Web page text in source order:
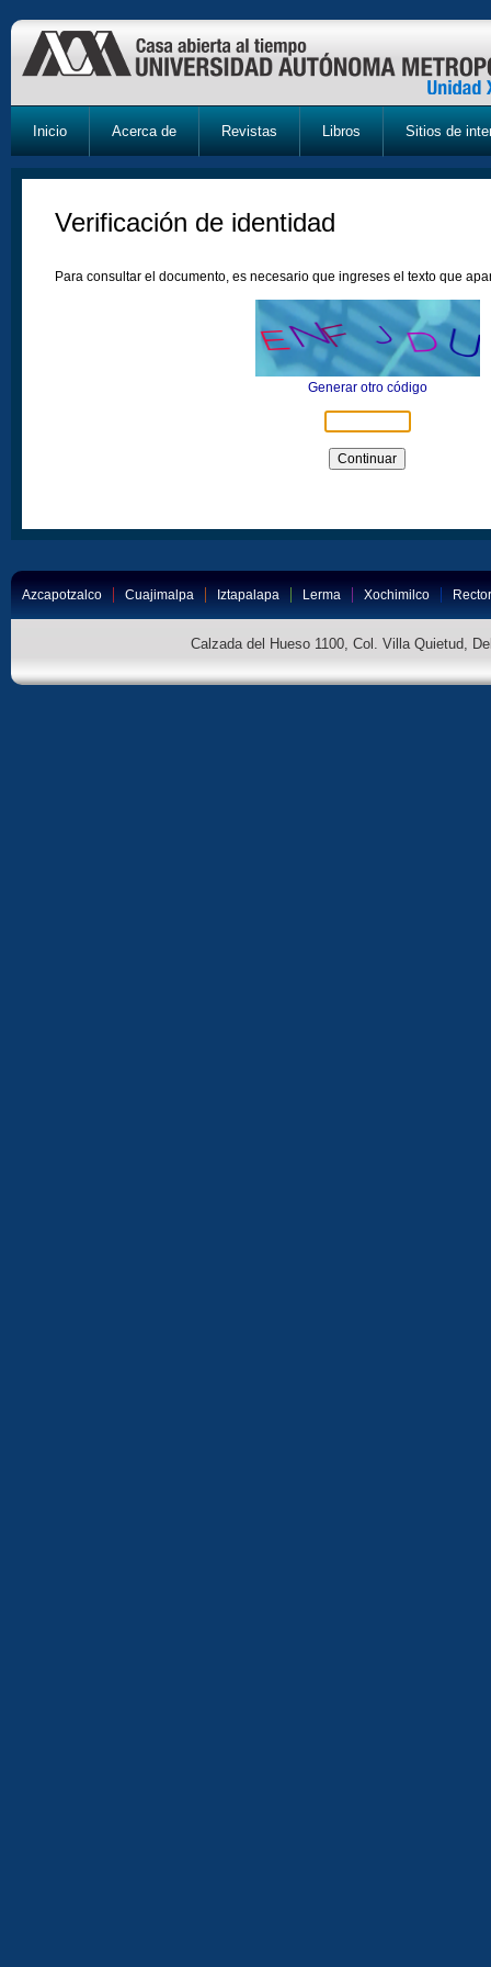
Inicio Acerca de Revistas Libros Sitios de
Verificación de identidad
Para consultar el documento, es necesario que ingreses el texto que
Generar otro código
Azcapotzalco Cuajimalpa Iztapalapa Lerma Xochimilco
Calzada del Hueso 1100, Col. Villa Quietud,